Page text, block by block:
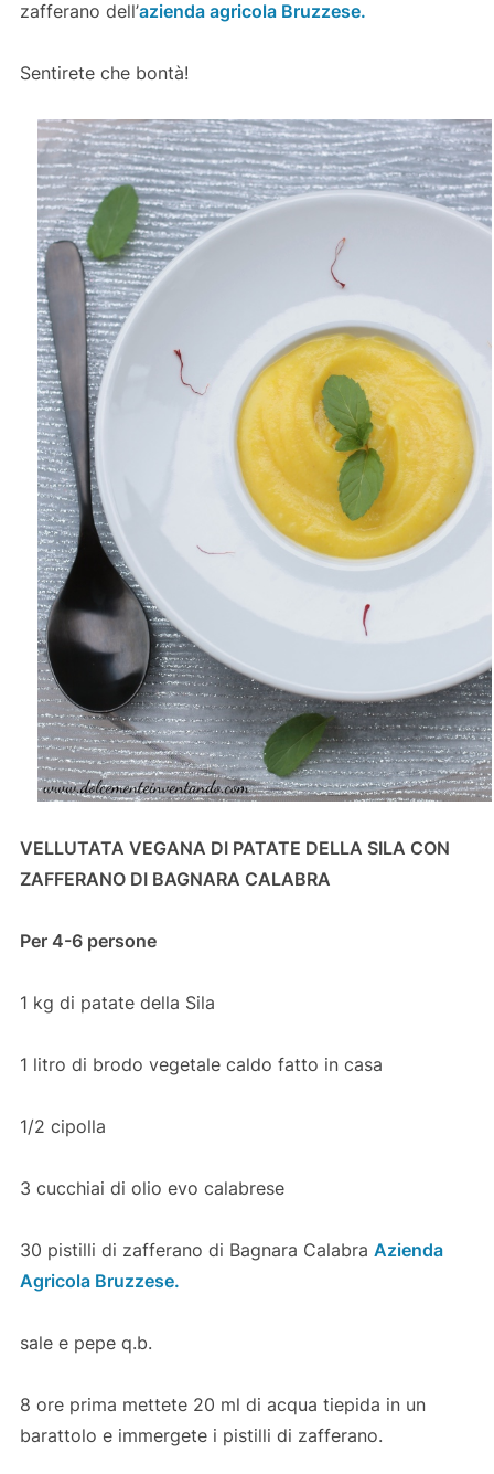
zafferano dell’azienda agricola Bruzzese.
Sentirete che bontà!
VELLUTATA VEGANA DI PATATE DELLA SILA CON
ZAFFERANO DI BAGNARA CALABRA
Per 4-6 persone
1 kg di patate della Sila
1 litro di brodo vegetale caldo fatto in casa
1/2 cipolla
3 cucchiai di olio evo calabrese
30 pistilli di zafferano di Bagnara Calabra Azienda
Agricola Bruzzese.
sale e pepe q.b.
8 ore prima mettete 20 ml di acqua tiepida in un
barattolo e immergete i pistilli di zafferano.